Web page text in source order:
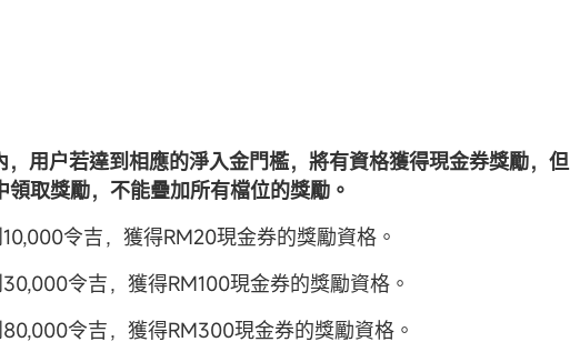
，用户若達到相應的淨入金門檻，將有資格獲得現金券獎勵，但
領取獎勵，不能疊加所有檔位的獎勵。
令吉，獲得RM20現金券的獎勵資格。
令吉，獲得RM100現金券的獎勵資格。
令吉，獲得RM300現金券的獎勵資格。